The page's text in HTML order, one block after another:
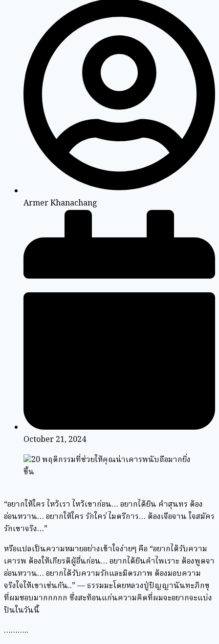
Armer Khanachang
October 21, 2024
“อยากให้ใคร ไหว้เรา ไหว้เขาก่อน… อยากได้ยิน คำสุนทร ต้อง
อ่อนหวาน… อยากให้ใคร รักใคร่ ไมตรีการ… ต้องเจือจาน ใจสมัคร
รักเขาจริง…” ⁣
⁣หรือแปลเป็นความหมายอย่างเข้าใจง่ายๆ คือ “อยากได้รับความ
เคารพ ต้องให้เกียรติผู้อื่นก่อน… อยากได้ยินคำไพเราะ ต้องพูดจา
อ่อนหวาน… อยากได้รับความรักและมิตรภาพ ต้องมอบความ
จริงใจให้เขาเช่นกัน..” — ธรรมมะโดยหลวงปู่ปัญญานันทะภิกขุ
ที่ผมชอบมากกกกก ซึ่งสะท้อนแก่นความคิดที่ผมจะอยากจะแบ่ง
ปันในวันนี้⁣
………..⁣